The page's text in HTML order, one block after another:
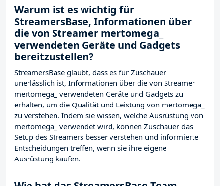
Warum ist es wichtig für
StreamersBase, Informationen über
die von Streamer mertomega_
verwendeten Geräte und Gadgets
bereitzustellen?
StreamersBase glaubt, dass es für Zuschauer
unerlässlich ist, Informationen über die von Streamer
mertomega_ verwendeten Geräte und Gadgets zu
erhalten, um die Qualität und Leistung von mertomega_
zu verstehen. Indem sie wissen, welche Ausrüstung von
mertomega_ verwendet wird, können Zuschauer das
Setup des Streamers besser verstehen und informierte
Entscheidungen treffen, wenn sie ihre eigene
Ausrüstung kaufen.